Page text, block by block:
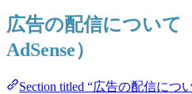
広告の配信について
AdSense）
Section titled “広告の配信につ